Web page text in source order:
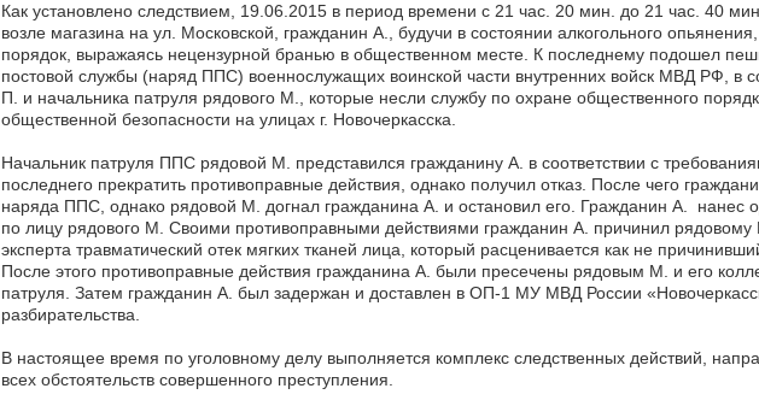
Как установлено следствием, 19.06.2015 в период времени с 21 час. 20 мин. до 21 час. 40
возле магазина на ул. Московской, гражданин А., будучи в состоянии алкогольного
порядок, выражаясь нецензурной бранью в общественном месте. К последнему подошел
постовой службы (наряд ППС) военнослужащих воинской части внутренних войск МВД РФ, в
П. и начальника патруля рядового М., которые несли службу по охране общественного
общественной безопасности на улицах г. Новочеркасска.
Начальник патруля ППС рядовой М. представился гражданину А. в соответствии с
последнего прекратить противоправные действия, однако получил отказ. После чего
наряда ППС, однако рядовой М. догнал гражданина А. и остановил его. Гражданин А. нанес
по лицу рядового М. Своими противоправными действиями гражданин А. причинил
эксперта травматический отек мягких тканей лица, который расценивается как не
После этого противоправные действия гражданина А. были пресечены рядовым М. и его
патруля. Затем гражданин А. был задержан и доставлен в ОП-1 МУ МВД России
разбирательства.
В настоящее время по уголовному делу выполняется комплекс следственных действий,
всех обстоятельств совершенного преступления.